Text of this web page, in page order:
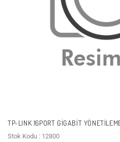
TP-LINK 16PORT GIGABIT
Stok Kodu : 12800